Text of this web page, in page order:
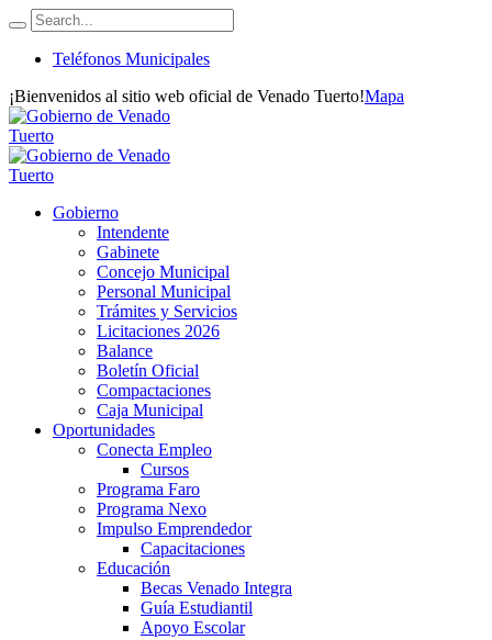
Teléfonos Municipales
¡Bienvenidos al sitio web oficial de Venado Tuerto!Mapa
Gobierno
Intendente
Gabinete
Concejo Municipal
Personal Municipal
Trámites y Servicios
Licitaciones 2026
Balance
Boletín Oficial
Compactaciones
Caja Municipal
Oportunidades
Conecta Empleo
Cursos
Programa Faro
Programa Nexo
Impulso Emprendedor
Capacitaciones
Educación
Becas Venado Integra
Guía Estudiantil
Apoyo Escolar